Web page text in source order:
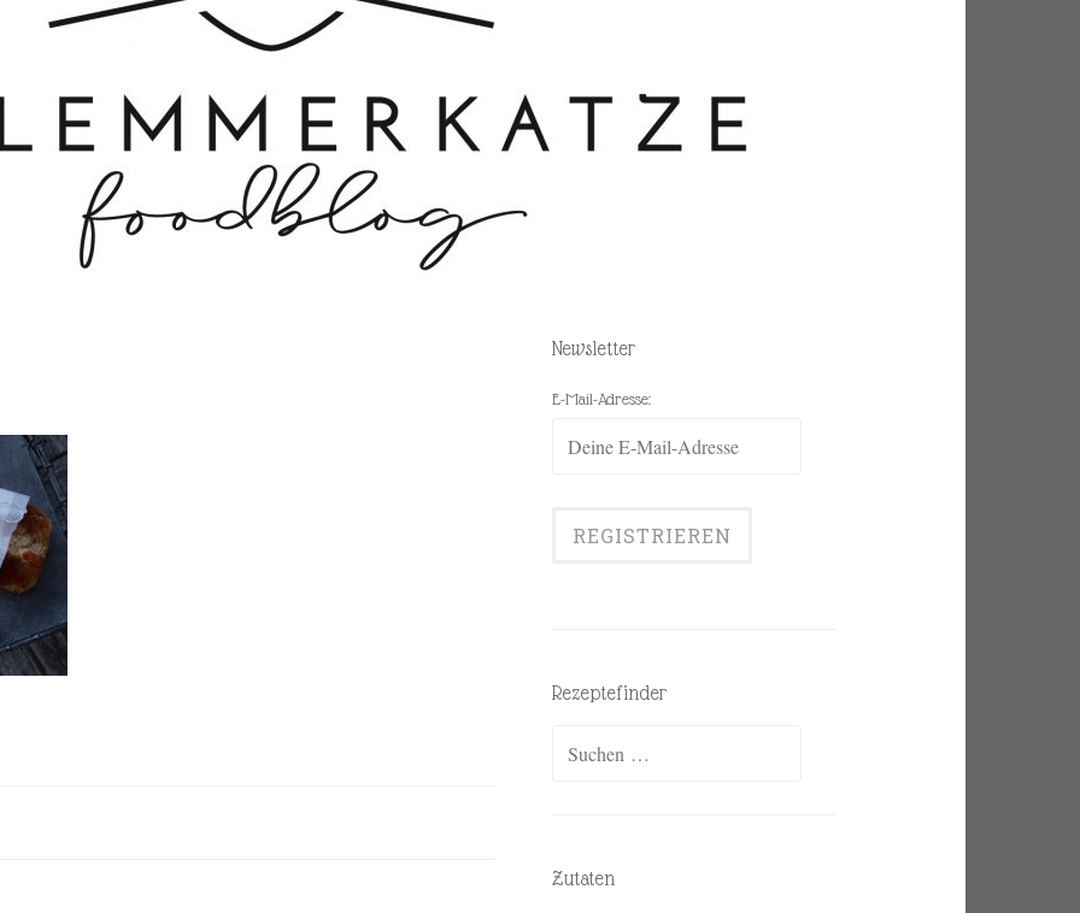
Newsletter
E-Mail-Adresse:
Rezeptefinder
Zutaten